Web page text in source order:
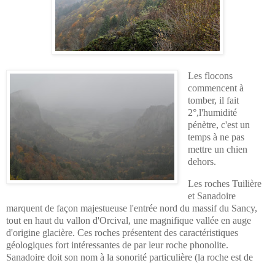
Les flocons
commencent à
tomber, il fait
2°,l'humidité
pénètre, c'est un
temps à ne pas
mettre un chien
dehors.
Les roches Tuilière
et Sanadoire
marquent de façon majestueuse l'entrée nord du massif du Sancy,
tout en haut du vallon d'Orcival, une magnifique vallée en auge
d'origine glacière. Ces roches présentent des caractéristiques
géologiques fort intéressantes de par leur roche phonolite.
Sanadoire doit son nom à la sonorité particulière (la roche est de